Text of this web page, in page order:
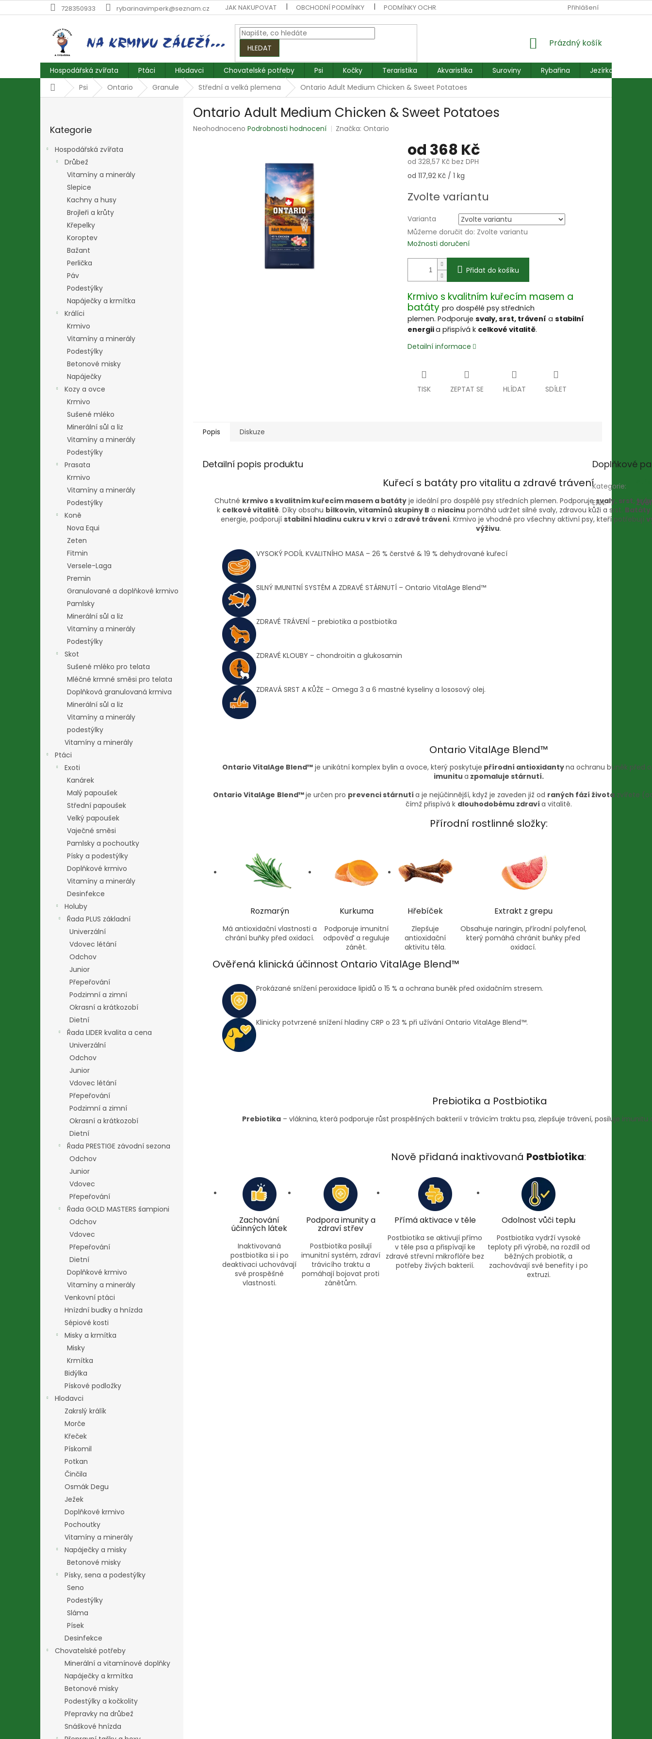
na
728350933 rybarinavimperk@seznam.cz JAK NAKUPOVAT OBCHODNÍ PODMÍNKY PODMÍNKY OCHRANY OSOBNÍCH ÚDAJŮ REKLAMACE FORMULÁŘ
Přihlášení
HLEDAT
NÁKUPNÍ
Prázdný košík
Hospodářská zvířata Ptáci Hlodavci Chovatelské potřeby Psi Kočky Teraristika Akvaristika Suroviny Rybařina
Jezírkové ryby
DomůPsi Ontario Granule Střední a velká plemena Ontario Adult Medium Chicken & Sweet Potatoes
kategorie
Kategorie
Hospodářská zvířata
Drůbež
Vitamíny a minerály
Slepice
Kachny a husy
Brojleři a krůty
Křepelky
Koroptev
Bažant
Perlička
Páv
Podestýlky
Napáječky a krmítka
Králíci
Krmivo
Vitamíny a minerály
Podestýlky
Betonové misky
Napáječky
Kozy a ovce
Krmivo
Sušené mléko
Minerální sůl a liz
Vitamíny a minerály
Podestýlky
Prasata
Krmivo
Vitamíny a minerály
Podestýlky
Koně
Nova Equi
Zeten
Fitmin
Versele-Laga
Premin
Granulované a doplňkové krmivo
Pamlsky
Minerální sůl a liz
Vitamíny a minerály
Podestýlky
Skot
Sušené mléko pro telata
Mléčné krmné směsi pro telata
Doplňková granulovaná krmiva
Minerální sůl a liz
Vitamíny a minerály
podestýlky
Vitamíny a minerály
Ptáci
Exoti
Kanárek
Malý papoušek
Střední papoušek
Velký papoušek
Vaječné směsi
Pamlsky a pochoutky
Písky a podestýlky
Doplňkové krmivo
Vitamíny a minerály
Desinfekce
Holuby
Řada PLUS základní
Univerzální
Vdovec létání
Odchov
Junior
Přepeřování
Podzimní a zimní
Okrasní a krátkozobí
Dietní
Řada LIDER kvalita a cena
Univerzální
Odchov
Junior
Vdovec létání
Přepeřování
Podzimní a zimní
Okrasní a krátkozobí
Dietní
Řada PRESTIGE závodní sezona
Odchov
Junior
Vdovec
Přepeřování
Řada GOLD MASTERS šampioni
Odchov
Vdovec
Přepeřování
Dietní
Doplňkové krmivo
Vitamíny a minerály
Venkovní ptáci
Hnízdní budky a hnízda
Sépiové kosti
Misky a krmítka
Misky
Krmítka
Bidýlka
Pískové podložky
Hlodavci
Zakrslý králík
Morče
Křeček
Pískomil
Potkan
Činčila
Osmák Degu
Ježek
Doplňkové krmivo
Pochoutky
Vitamíny a minerály
Napáječky a misky
Betonové misky
Písky, sena a podestýlky
Seno
Podestýlky
Sláma
Písek
Desinfekce
Chovatelské potřeby
Minerální a vitamínové doplňky
Napáječky a krmítka
Betonové misky
Podestýlky a kočkolity
Přepravky na drůbež
Snáškové hnízda
Ontario Adult Medium Chicken & Sweet Potatoes
Průměrné
Neohodnoceno Podrobnosti hodnocení Značka:Ontario
od 368 Kč
od 328,57 Kčbez DPH
Měrná
od 117,92 Kč / 1 kg
Zvolte variantu
Varianta
Můžeme doručit do: Zvolte variantu
Možnosti doručení
Přidat do košíku
Krmivo s kvalitním kuřecím masem a
batáty pro dospělé psy středních
plemen. Podporuje svaly, srst, trávení a stabilní
energiia přispívá k celkové vitalitě.
Detailní informace
TISK ZEPTAT SE HLÍDAT SDÍLET
Popis Diskuze
Detailní popis produktu
Kuřecí s batáty pro vitalitu a zdravé trávení
Chutné krmivo s kvalitním kuřecím masem a batátyje ideální pro dospělé psy středních plemen. Podporujesvaly, srst,
k celkové vitalitě. Díky obsahu bílkovin, vitamínů skupiny B a niacinu pomáhá udržet silné svaly, zdravou kůži a srst. Batáty
energie, podporují stabilní hladinu cukru v krvia zdravé trávení. Krmivo je vhodné pro všechny aktivní psy, kteří potřebují
výživu.
VYSOKÝ PODÍL KVALITNÍHO MASA – 26 % čerstvé & 19 % dehydrované kuřecí
SILNÝ IMUNITNÍ SYSTÉM A ZDRAVÉ STÁRNUTÍ – Ontario VitalAge Blend™
ZDRAVÉ TRÁVENÍ – prebiotika a postbiotika
ZDRAVÉ KLOUBY – chondroitin a glukosamin
ZDRAVÁ SRST A KŮŽE – Omega 3 a 6 mastné kyseliny a lososový olej.
Ontario VitalAge Blend™
Ontario VitalAge Blend™ je unikátní komplex bylin a ovoce, který poskytuje přírodní antioxidantyna ochranu buněk před
imunitu a zpomaluje stárnutí.
Ontario VitalAge Blend™je určen pro prevenci stárnutí a je nejúčinnější, když je zaveden již od raných fází života zvířete
čímž přispívá k dlouhodobému zdraví a vitalitě.
Přírodní rostlinné složky:
Rozmarýn
Má antioxidační vlastnosti a
chrání buňky před oxidací.
Kurkuma
Podporuje imunitní
odpověď a reguluje
zánět.
Hřebíček
Zlepšuje
antioxidační
aktivitu těla.
Extrakt z grepu
Obsahuje naringin, přírodní polyfenol,
který pomáhá chránit buňky před
oxidací.
Ověřená klinická účinnost Ontario VitalAge Blend™
Prokázané snížení peroxidace lipidů o 15 % a ochrana buněk před oxidačním stresem.
Klinicky potvrzené snížení hladiny CRP o 23 % při užívání Ontario VitalAge Blend™.
Prebiotika a Postbiotika
Prebiotika – vláknina, která podporuje růst prospěšných bakterií v trávicím traktu psa, zlepšuje trávení, posiluje imunitu
Nově přidaná inaktivovaná Postbiotika:
Zachování
účinných látek
Inaktivovaná
postbiotika si i po
deaktivaci uchovávají
své prospěšné
vlastnosti.
Podpora imunity a
zdraví střev
Postbiotika posilují
imunitní systém, zdraví
trávicího traktu a
pomáhají bojovat proti
zánětům.
Přímá aktivace v těle
Postbiotika se aktivují přímo
v těle psa a přispívají ke
zdravé střevní mikroflóře bez
potřeby živých bakterií.
Odolnost vůči teplu
Postbiotika vydrží vysoké
teploty při výrobě, na rozdíl od
běžných probiotik, a
zachovávají své benefity i po
extruzi.
Doplňkové
Kategorie:
EAN: